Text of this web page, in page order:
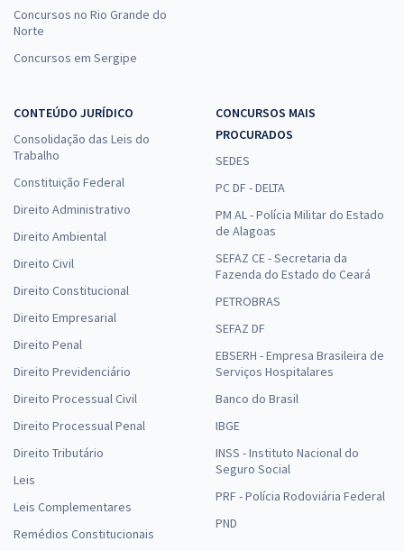
Concursos no Rio Grande do
Norte
Concursos em Sergipe
CONTEÚDO JURÍDICO
Consolidação das Leis do
Trabalho
Constituição Federal
Direito Administrativo
Direito Ambiental
Direito Civil
Direito Constitucional
Direito Empresarial
Direito Penal
Direito Previdenciário
Direito Processual Civil
Direito Processual Penal
Direito Tributário
Leis
Leis Complementares
Remédios Constitucionais
CONCURSOS MAIS
PROCURADOS
SEDES
PC DF - DELTA
PM AL - Polícia Militar do Estado
de Alagoas
SEFAZ CE - Secretaria da
Fazenda do Estado do Ceará
PETROBRAS
SEFAZ DF
EBSERH - Empresa Brasileira de
Serviços Hospitalares
Banco do Brasil
IBGE
INSS - Instituto Nacional do
Seguro Social
PRF - Polícia Rodoviária Federal
PND